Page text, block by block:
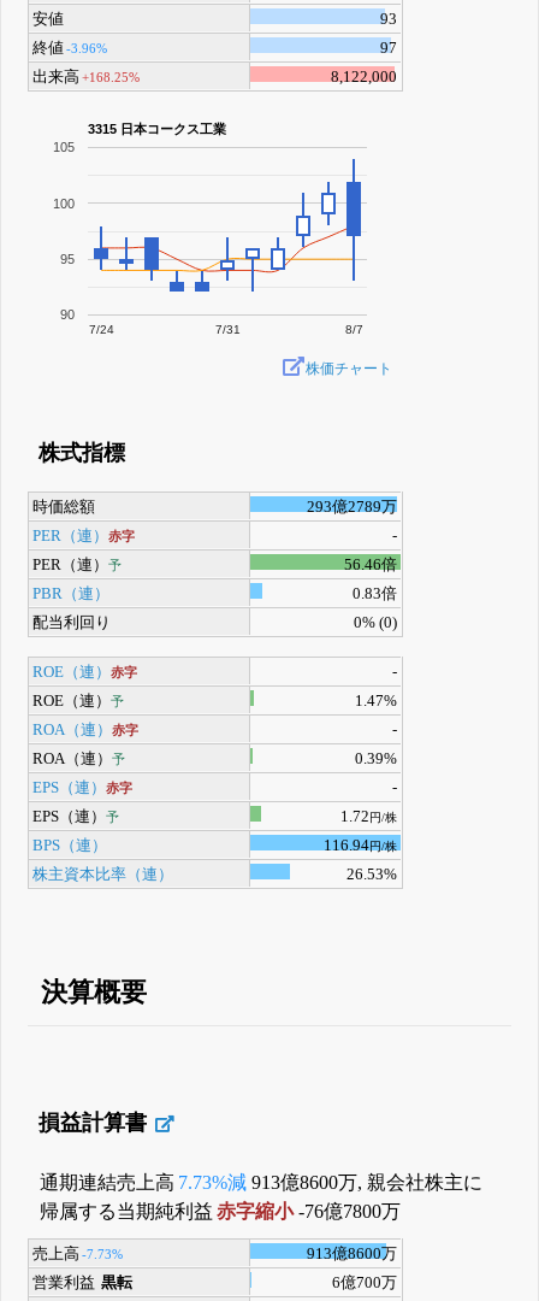
安値
93
終値-3.96%
97
出来高+168.25% 8,122,000
3315 日本コークス工業
7/24 7/31 8/7
90
95
100
105
株価チャート
株式指標
時価総額
293億2789万
PER（連）赤字
-
PER（連）予
56.46倍
PBR（連）
0.83倍
配当利回り
0% (0)
ROE（連）赤字
-
ROE（連）予
1.47%
ROA（連）赤字
-
ROA（連）予
0.39%
EPS（連）赤字
-
EPS（連）予 1.72円/株
BPS（連） 116.94円/株
株主資本比率（連） 26.53%
決算概要
損益計算書
通期連結売上高 7.73%減 913億8600万, 親会社株主に
帰属する当期純利益 赤字縮小-76億7800万
売上高 -7.73%
913億8600万
営業利益 黒転
6億700万